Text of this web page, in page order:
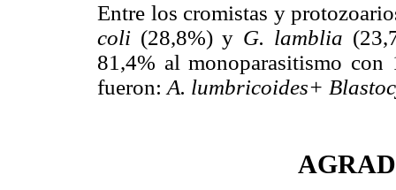
Entre los cromistas y
coli (28,8%) y G. lamblia
81,4% al monoparasitismo con
fueron: A. lumbricoides+